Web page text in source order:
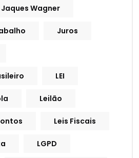
Jaques Wagner
Juros
LEI
Leilão
Leis Fiscais
LGPD